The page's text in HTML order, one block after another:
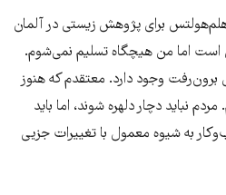
برای پژوهش زیستی در آلمان
اما من هیچگاه تسلیم نمی‌شوم.
وجود دارد. معتقدم که هنوز
نباید دچار دلهره شوند، اما باید
به شیوه معمول با تغییرات جزیی